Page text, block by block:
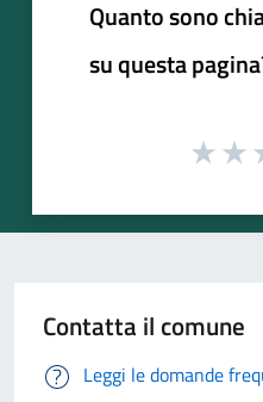
Quanto sono
su questa
Contatta il comune
Leggi le domande